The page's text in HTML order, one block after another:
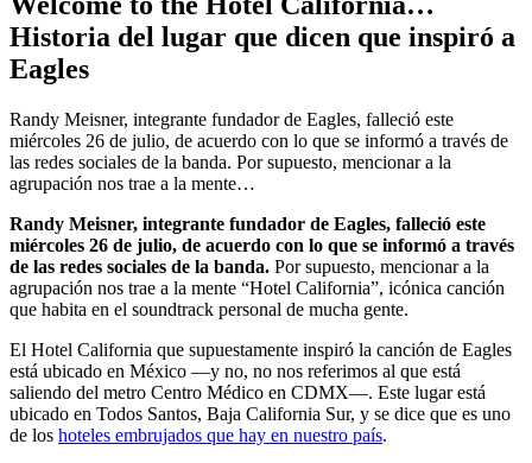
Historia del lugar que dicen que inspiró a
Eagles
Randy Meisner, integrante fundador de Eagles, falleció este
miércoles 26 de julio, de acuerdo con lo que se informó a través de
las redes sociales de la banda. Por supuesto, mencionar a la
agrupación nos trae a la mente…
Randy Meisner, integrante fundador de Eagles, falleció este
miércoles 26 de julio, de acuerdo con lo que se informó a través
de las redes sociales de la banda. Por supuesto, mencionar a la
agrupación nos trae a la mente “Hotel California”, icónica canción
que habita en el soundtrack personal de mucha gente.
El Hotel California que supuestamente inspiró la canción de Eagles
está ubicado en México —y no, no nos referimos al que está
saliendo del metro Centro Médico en CDMX—. Este lugar está
ubicado en Todos Santos, Baja California Sur, y se dice que es uno
de los hoteles embrujados que hay en nuestro país.